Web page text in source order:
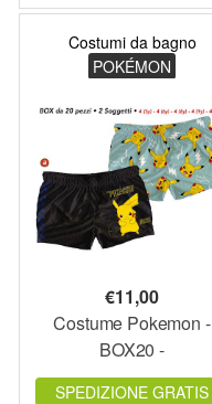
Costumi da bagno
POKÉMON
€11,00
Costume Pokemon -
BOX20 -
PKCOS4_BOX20
SPEDIZIONE GRATIS